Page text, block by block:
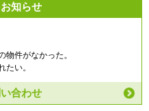
知らせ
物件がなかった。
たい。
合わせ